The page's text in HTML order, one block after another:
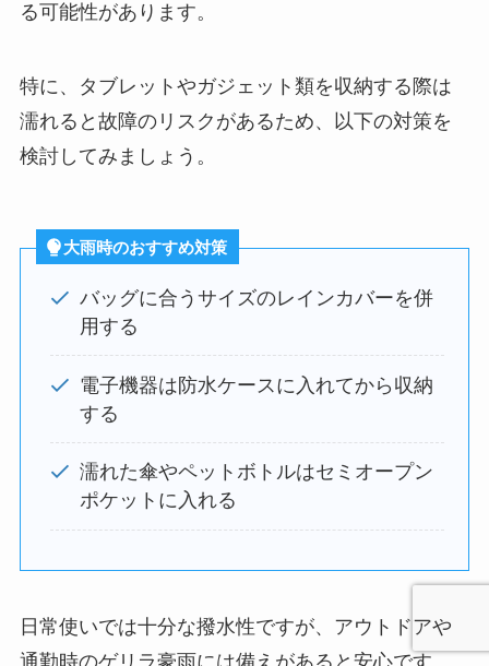
る可能性があります。
特に、タブレットやガジェット類を収納する際は
濡れると故障のリスクがあるため、以下の対策を
検討してみましょう。
大雨時のおすすめ対策
バッグに合うサイズのレインカバーを併
用する
電子機器は防水ケースに入れてから収納
する
濡れた傘やペットボトルはセミオープン
ポケットに入れる
日常使いでは十分な撥水性ですが、アウトドアや